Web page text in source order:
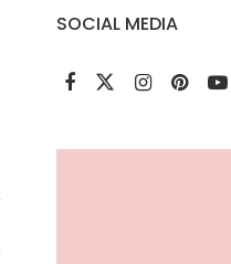
SOCIAL MEDIA